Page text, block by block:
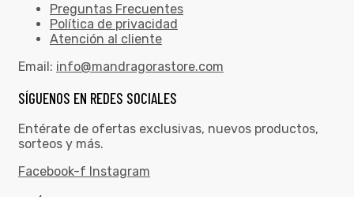
Preguntas Frecuentes
Política de privacidad
Atención al cliente
Email: info@mandragorastore.com
SÍGUENOS EN REDES SOCIALES
Entérate de ofertas exclusivas, nuevos productos,
sorteos y más.
Facebook-f Instagram